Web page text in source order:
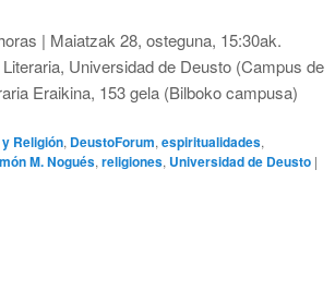
| Maiatzak 28, osteguna, 15:30ak.
Universidad de Deusto (Campus de
Eraikina, 153 gela (Bilboko campusa)
Religión, DeustoForum, espiritualidades,
M. Nogués, religiones, Universidad de Deusto |